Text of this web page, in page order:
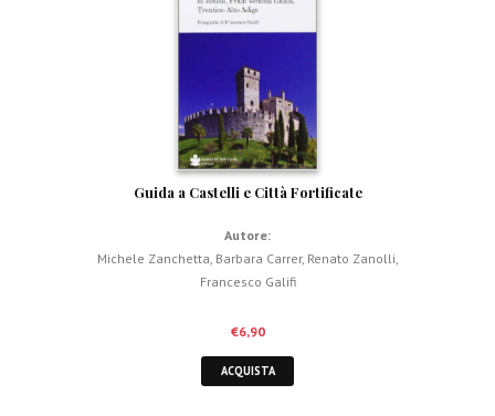
Guida a Castelli e Città Fortificate
Autore:
Michele Zanchetta Barbara Carrer, Renato Zanolli
Francesco Galifi
€6,90
ACQUISTA